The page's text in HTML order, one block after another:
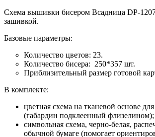
Схема вышивки бисером Всадница DP-
зашивкой.
Базовые параметры:
Количество цветов: 23.
Количество бисера: 250*357 шт.
Приблизительный размер готовой
В комплекте:
цветная схема на тканевой основе
(габардин подклеенный флизелином);
символьная схема, черно-белая,
обычной бумаге (помогает